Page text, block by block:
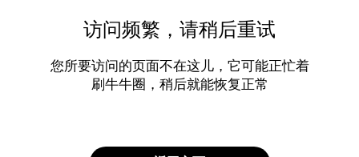
访问频繁，请稍后重试
您所要访问的页面不在这儿，它可能正忙着
刷牛牛圈，稍后就能恢复正常